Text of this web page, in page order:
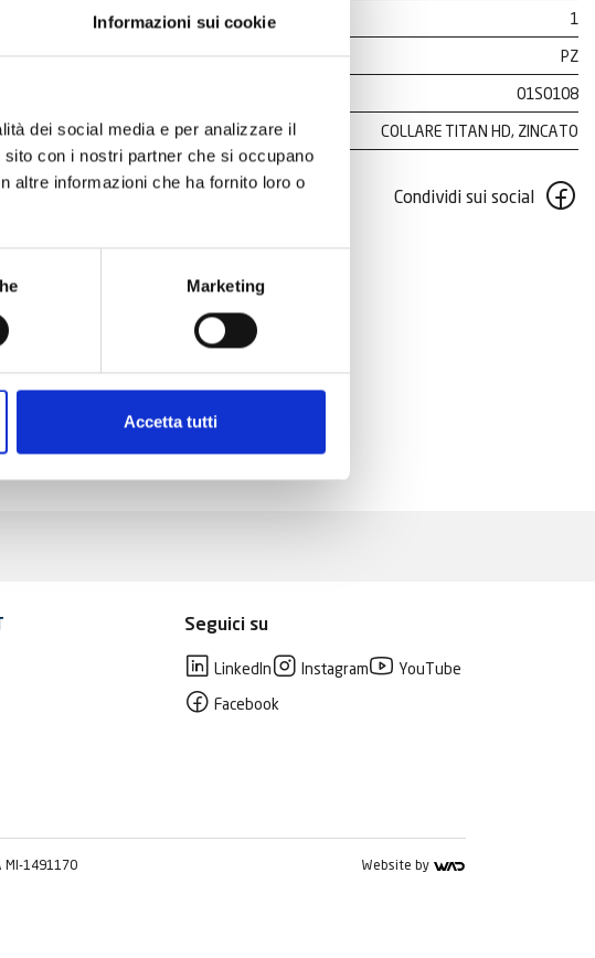
Informazioni sui cookie
dei social media e per analizzare il
con i nostri partner che si occupano
altre informazioni che ha fornito loro o
Marketing
Accetta tutti
1
PZ
01S0108
COLLARE TITAN HD, ZINCATO
Condividi sui social
Seguici su
LinkedIn Instagram
YouTube
Facebook
MI-1491170 Website by